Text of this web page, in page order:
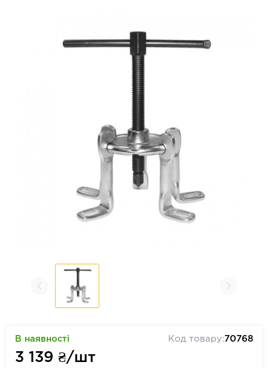
В наявності
3 139 ₴/шт
Код товару:70768